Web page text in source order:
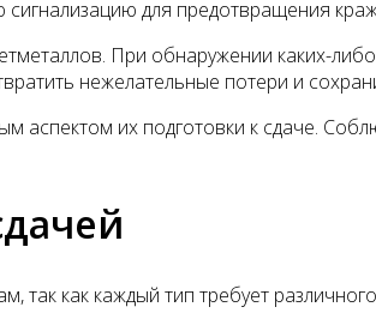
для предотвращения
При обнаружении каких-
нежелательные потери и
аспектом их подготовки к сдаче.
как каждый тип требует